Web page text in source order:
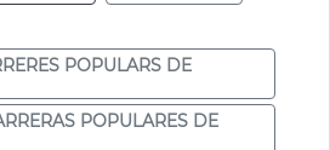
POPULARS DE
POPULARES DE